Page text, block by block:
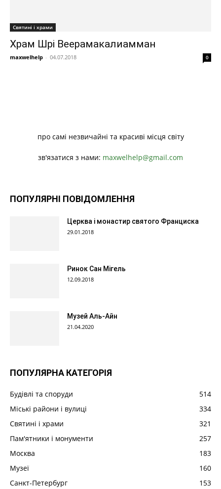
Святині і храми
Храм Шрі Веерамакалиамман
maxwelhelp - 04.07.2018 0
про самі незвичайні та красиві місця світу
зв'язатися з нами: maxwelhelp@gmail.com
ПОПУЛЯРНІ ПОВІДОМЛЕННЯ
Церква і монастир святого Франциска
29.01.2018
Ринок Сан Мігель
12.09.2018
Музей Аль-Айн
21.04.2020
ПОПУЛЯРНА КАТЕГОРІЯ
Будівлі та споруди
514
Міські райони і вулиці
334
Святині і храми
321
Пам'ятники і монументи
257
Москва
183
Музеї
160
Санкт-Петербург
153